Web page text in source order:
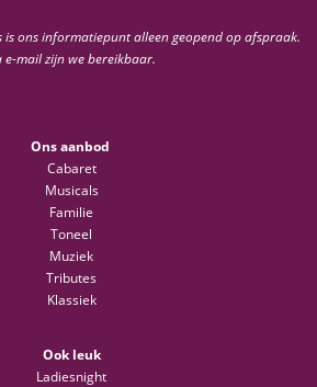
ons informatiepunt alleen geopend op afspraak.
e-mail zijn we bereikbaar.
Ons aanbod
Cabaret
Musicals
Familie
Toneel
Muziek
Tributes
Klassiek
Ook leuk
Ladiesnight